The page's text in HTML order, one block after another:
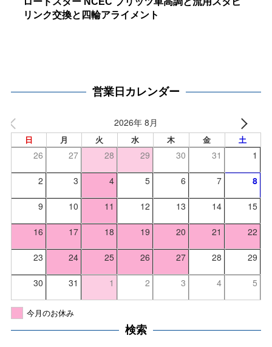
リンク交換と四輪アライメント
営業日カレンダー
2026年 8月
日 月 火 水 木 金 土
26 27 28 29 30 31 1
2 3 4 5 6 7 8
9 10 11 12 13 14 15
16 17 18 19 20 21 22
23 24 25 26 27 28 29
30 31 1 2 3 4 5
今月のお休み
検索